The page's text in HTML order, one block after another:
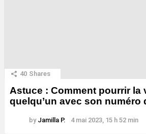
40 Shares
Astuce : Comment pourrir la
quelqu’un avec son numéro
by Jamilla P. 4 mai 2023, 15 h 52 min